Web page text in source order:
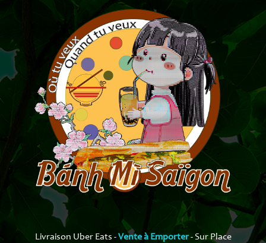
Livraison Uber Eats -Vente à Emporter- ​Sur Place